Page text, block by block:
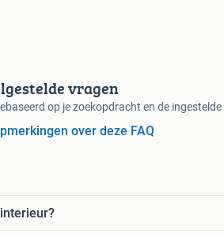
vragen
op je zoekopdracht en de
over deze FAQ